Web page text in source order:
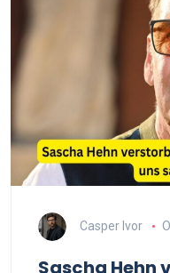
Casper Ivor
Sascha Hehn